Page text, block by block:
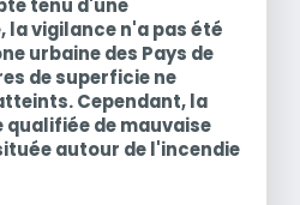
tenu d'une
vigilance n'a pas été
urbaine des Pays de
de superficie ne
Cependant, la
de mauvaise
autour de l'incendie